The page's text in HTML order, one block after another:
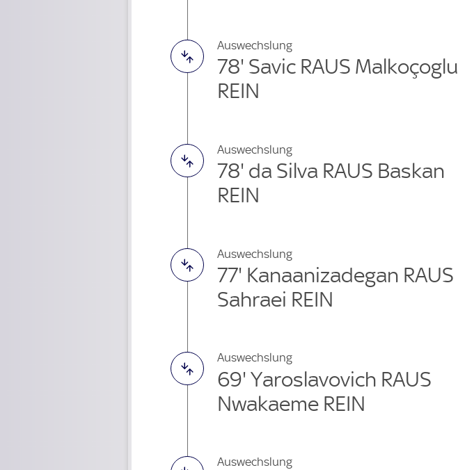
Auswechslung
78' Savic RAUS Malkoçoglu
REIN
Auswechslung
78' da Silva RAUS Baskan
REIN
Auswechslung
77' Kanaanizadegan RAUS
Sahraei REIN
Auswechslung
69' Yaroslavovich RAUS
Nwakaeme REIN
Auswechslung